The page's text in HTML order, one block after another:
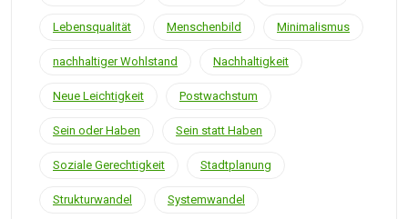
Lebensqualität Menschenbild Minimalismus
nachhaltiger Wohlstand Nachhaltigkeit
Neue Leichtigkeit Postwachstum
Sein oder Haben Sein statt Haben
Soziale Gerechtigkeit Stadtplanung
Strukturwandel Systemwandel